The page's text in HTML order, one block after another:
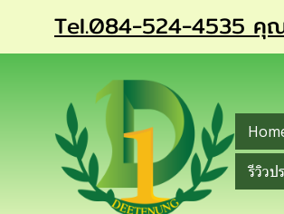
Tel.084-524-4535 คุ
รีวิวป